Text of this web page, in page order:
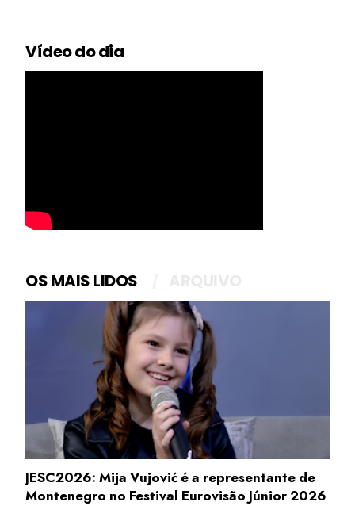
Vídeo do dia
OS MAIS LIDOS
JESC2026: Mija Vujović é a representante de
Montenegro no Festival Eurovisão Júnior 2026